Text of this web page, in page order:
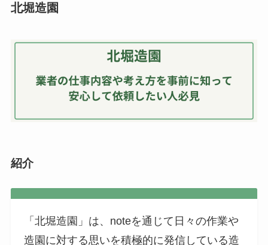
北堀造園
紹介
「北堀造園」は、noteを通じて日々の作業や
造園に対する思いを積極的に発信している造